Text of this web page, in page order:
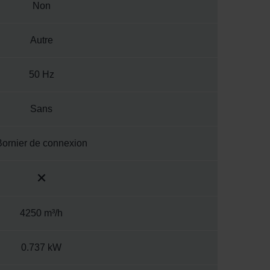
Non
Autre
50 Hz
Sans
de connexion
4250 m³/h
0.737 kW